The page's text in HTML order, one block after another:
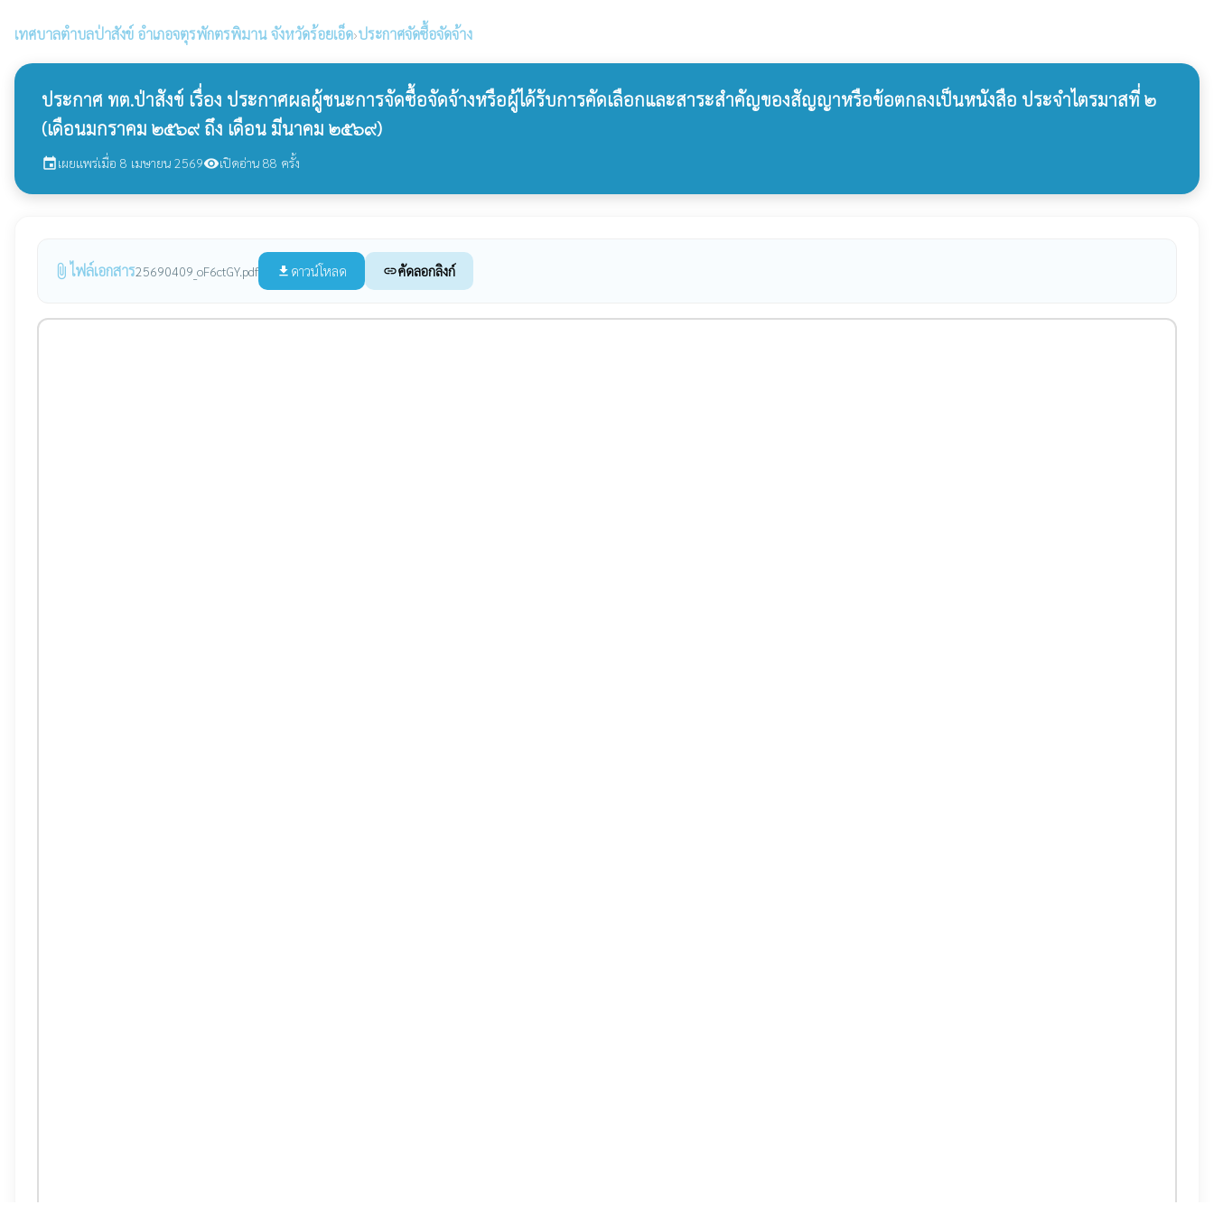
เทศบาลตำบลป่าสังข์ อำเภอจตุรพักตรพิมาน จังหวัดร้อยเอ็ด›ประกาศจัดซื้อจัดจ้าง
ประกาศ ทต.ป่าสังข์ เรื่อง ประกาศผลผู้ชนะการจัดซื้อจัดจ้างหรือผู้ได้รับการคัดเลือกและสาระสำคัญของสัญญาหรือข้อตกลงเป็นหนังสือ ประจำไตรมาสที่ ๒
(เดือนมกราคม ๒๕๖๙ ถึง เดือน มีนาคม ๒๕๖๙)
eventเผยแพร่เมื่อ 8 เมษายน 2569visibilityเปิดอ่าน 88 ครั้ง
attach_file ไฟล์เอกสาร25690409_oF6ctGY.pdf file_download ดาวน์โหลด linkคัดลอกลิงก์